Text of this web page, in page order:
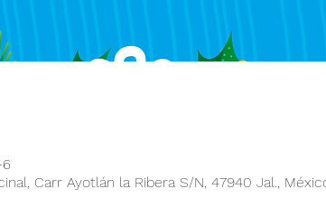
Carr Ayotlán la Ribera S/N, 47940 Jal.,